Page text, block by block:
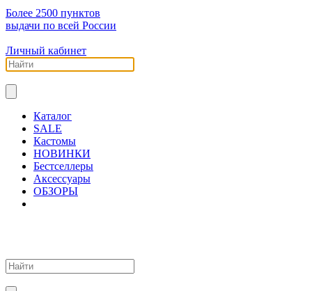
Более 2500 пунктов
выдачи по всей России
Личный кабинет
Каталог
SALE
Кастомы
НОВИНКИ
Бестселлеры
Аксессуары
ОБЗОРЫ